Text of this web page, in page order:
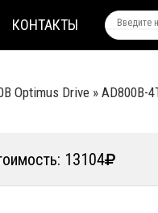
КОНТАКТЫ
Optimus Drive » AD800B-
13104